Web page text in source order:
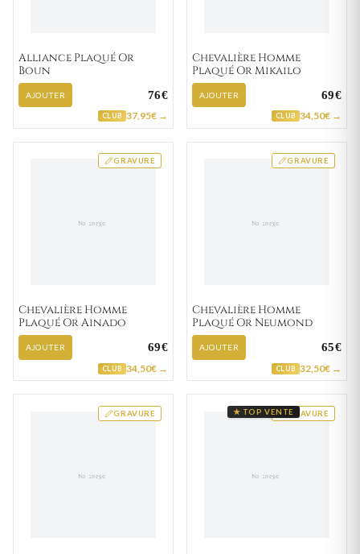
Alliance Plaqué Or
Boun
AJOUTER 76€
CLUB 37,95€ →
Chevalière Homme
Plaqué Or Mikailo
AJOUTER 69€
CLUB 34,50€ →
GRAVURE
Chevalière Homme
Plaqué Or Ainado
AJOUTER 69€
CLUB 34,50€ →
GRAVURE
Chevalière Homme
Plaqué Or Neumond
AJOUTER 65€
CLUB 32,50€ →
GRAVURE GRAVURE
★ TOP VENTE